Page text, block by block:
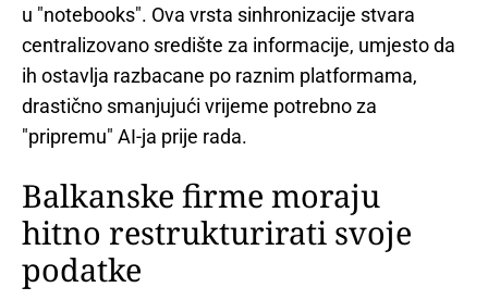
u "notebooks". Ova vrsta sinhronizacije stvara
centralizovano središte za informacije, umjesto da
ih ostavlja razbacane po raznim platformama,
drastično smanjujući vrijeme potrebno za
"pripremu" AI-ja prije rada.
Balkanske firme moraju
hitno restrukturirati svoje
podatke